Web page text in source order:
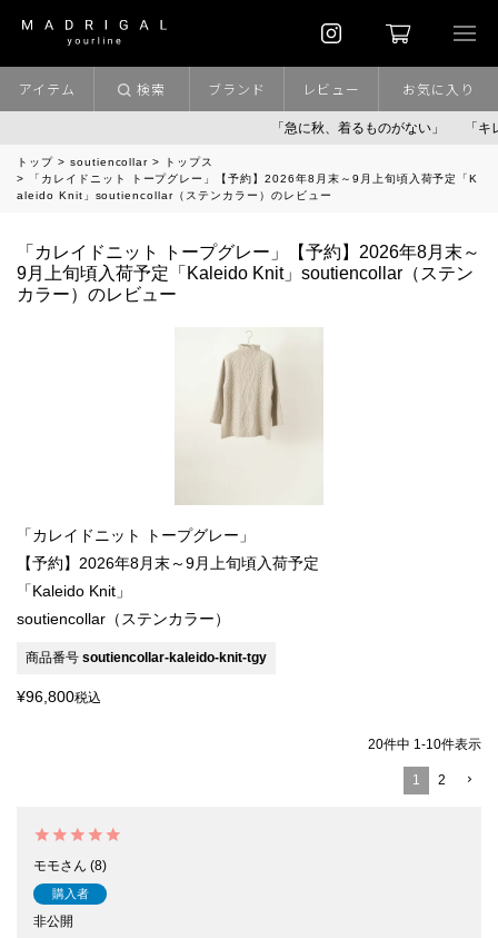
「急に秋、着るものがない」 「キレ
アイテム 検索 ブランド レビュー お気に入り
トップ soutiencollar
トップス
「カレイドニット トープグレー」【予約】2026年8月末～9月上旬頃入荷予定「K
aleido Knit」soutiencollar（ステンカラー）のレビュー
「カレイドニット トープグレー」【予約】2026年8月末～
9月上旬頃入荷予定「Kaleido Knit」soutiencollar（ステン
カラー）のレビュー
「カレイドニット トープグレー」
【予約】2026年8月末～9月上旬頃入荷予定
「Kaleido Knit」
soutiencollar（ステンカラー）
商品番号 soutiencollar-kaleido-knit-tgy
¥96,800税込
20件中 1-10件表示
1 2
モモ 8
購入者
非公開